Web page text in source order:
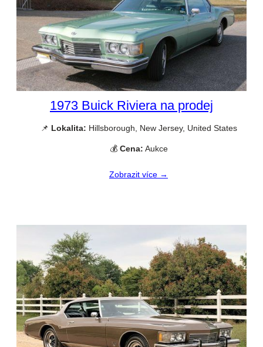
1973 Buick Riviera na prodej
📌 Lokalita: Hillsborough, New Jersey, United States
💰 Cena: Aukce
Zobrazit více →